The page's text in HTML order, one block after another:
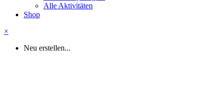
Alle Aktivitäten
Shop
×
Neu erstellen...